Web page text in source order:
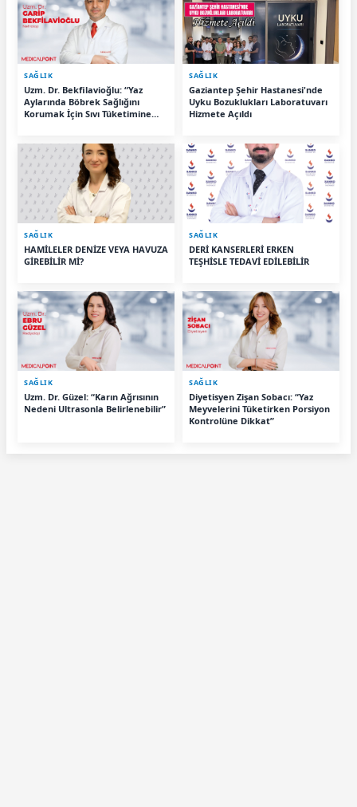
SAĞLIK
Uzm. Dr. Bekfilavioğlu: “Yaz
Aylarında Böbrek Sağlığını
Korumak İçin Sıvı Tüketimine
SAĞLIK
Gaziantep Şehir Hastanesi'nde
Uyku Bozuklukları Laboratuvarı
Hizmete Açıldı
SAĞLIK
HAMİLELER DENİZE VEYA HAVUZA
GİREBİLİR Mİ?
SAĞLIK
DERİ KANSERLERİ ERKEN
TEŞHİSLE TEDAVİ EDİLEBİLİR
SAĞLIK
Uzm. Dr. Güzel: “Karın Ağrısının
Nedeni Ultrasonla Belirlenebilir”
SAĞLIK
Diyetisyen Zişan Sobacı: “Yaz
Meyvelerini Tüketirken Porsiyon
Kontrolüne Dikkat”